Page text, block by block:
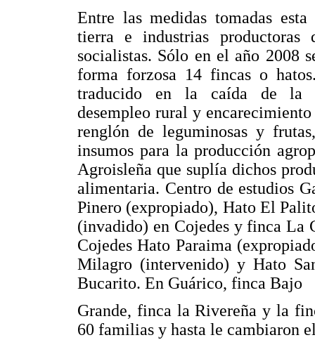
Entre las medidas tomadas
tierra e industrias productoras
socialistas. Sólo en el año 2008
forma forzosa 14 fincas o
traducido en la caída de la
desempleo rural y
renglón de leguminosas y
insumos para la producción
Agroisleña que suplía dichos
alimentaria. Centro de estudios
Pinero (expropiado), Hato El
(invadido) en Cojedes y finca La
Cojedes Hato Paraima
Milagro (intervenido) y Hato
Bucarito. En Guárico, finca Bajo
Grande, finca la Rivereña y la
60 familias y hasta le cambiaron